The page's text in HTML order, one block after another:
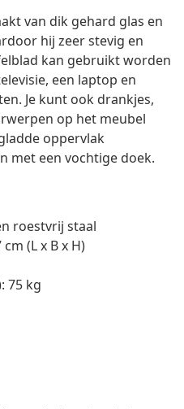
van dik gehard glas en
hij zeer stevig en
kan gebruikt worden
een laptop en
Je kunt ook drankjes,
op het meubel
oppervlak
met een vochtige doek.
roestvrij staal
(L x B x H)
75 kg